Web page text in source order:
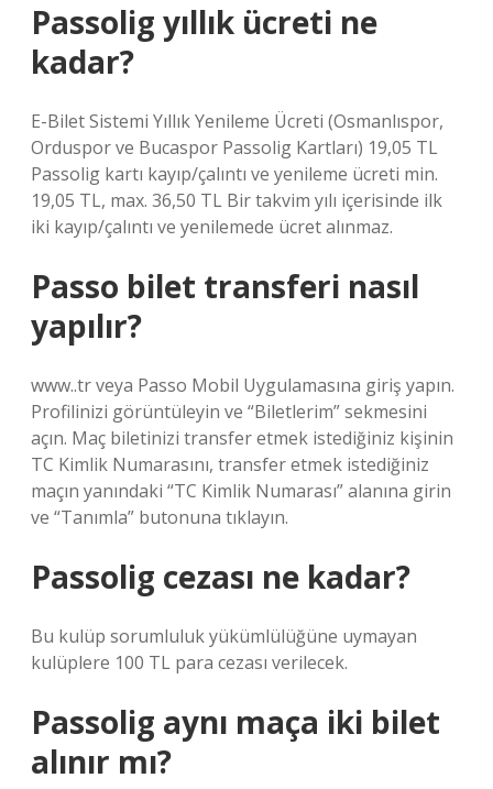
Passolig yıllık ücreti ne
kadar?
E-Bilet Sistemi Yıllık Yenileme Ücreti (Osmanlıspor,
Orduspor ve Bucaspor Passolig Kartları) 19,05 TL
Passolig kartı kayıp/çalıntı ve yenileme ücreti min.
19,05 TL, max. 36,50 TL Bir takvim yılı içerisinde ilk
iki kayıp/çalıntı ve yenilemede ücret alınmaz.
Passo bilet transferi nasıl
yapılır?
www..tr veya Passo Mobil Uygulamasına giriş yapın.
Profilinizi görüntüleyin ve “Biletlerim” sekmesini
açın. Maç biletinizi transfer etmek istediğiniz kişinin
TC Kimlik Numarasını, transfer etmek istediğiniz
maçın yanındaki “TC Kimlik Numarası” alanına girin
ve “Tanımla” butonuna tıklayın.
Passolig cezası ne kadar?
Bu kulüp sorumluluk yükümlülüğüne uymayan
kulüplere 100 TL para cezası verilecek.
Passolig aynı maça iki bilet
alınır mı?